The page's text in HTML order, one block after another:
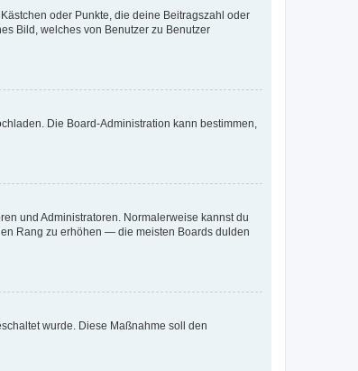
oder Punkte, die deine Beitragszahl oder
Bild, welches von Benutzer zu Benutzer
Die Board-Administration kann bestimmen,
und Administratoren. Normalerweise kannst du
Rang zu erhöhen — die meisten Boards dulden
wurde. Diese Maßnahme soll den